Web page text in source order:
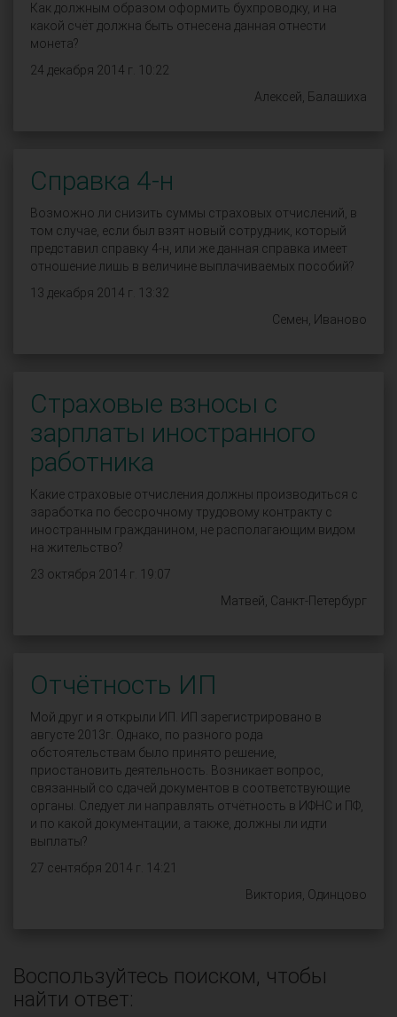
Как должным образом оформить бухпроводку, и на
какой счёт должна быть отнесена данная отнести
монета?
24 декабря 2014 г. 10:22
Алексей, Балашиха
Справка 4-н
Возможно ли снизить суммы страховых отчислений, в
том случае, если был взят новый сотрудник, который
представил справку 4-н, или же данная справка имеет
отношение лишь в величине выплачиваемых пособий?
13 декабря 2014 г. 13:32
Семен, Иваново
Страховые взносы с
зарплаты иностранного
работника
Какие страховые отчисления должны производиться с
заработка по бессрочному трудовому контракту с
иностранным гражданином, не располагающим видом
на жительство?
23 октября 2014 г. 19:07
Матвей, Санкт-Петербург
Отчётность ИП
Мой друг и я открыли ИП. ИП зарегистрировано в
августе 2013г. Однако, по разного рода
обстоятельствам было принято решение,
приостановить деятельность. Возникает вопрос,
связанный со сдачей документов в соответствующие
органы. Следует ли направлять отчётность в ИФНС и ПФ,
и по какой документации, а также, должны ли идти
выплаты?
27 сентября 2014 г. 14:21
Виктория, Одинцово
Воспользуйтесь поиском, чтобы
найти ответ: